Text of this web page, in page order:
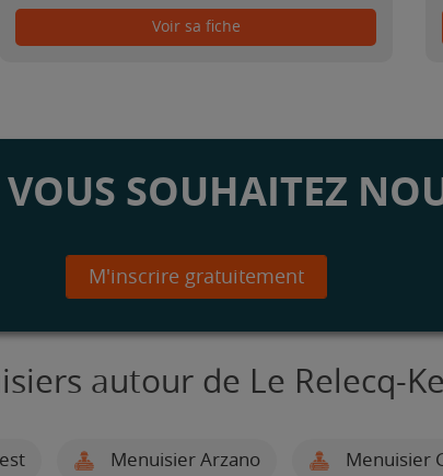
Voir sa fiche
SOUHAITEZ
M'inscrire gratuitement
autour de Le Relecq-
Menuisier Arzano Menuisier